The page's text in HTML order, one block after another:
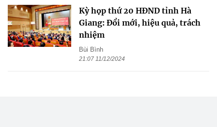
Kỳ họp thứ 20 HĐND tỉnh Hà
Giang: Đổi mới, hiệu quả, trách
nhiệm
Bùi Bình
21:07 11/12/2024